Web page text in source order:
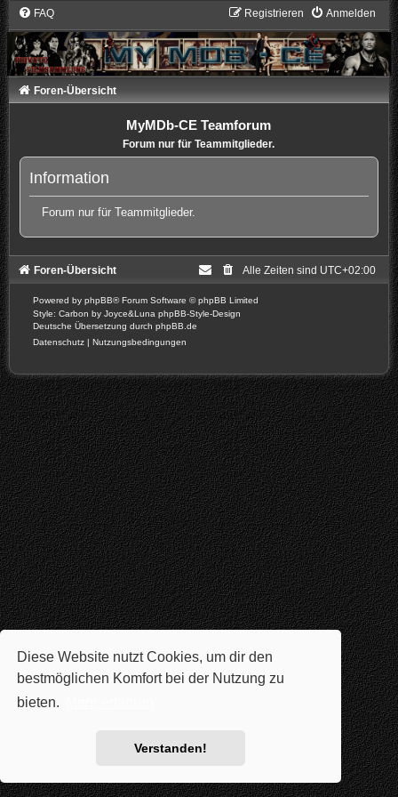
Diese Website nutzt Cookies, um dir den
bestmöglichen Komfort bei der Nutzung zu
bieten.
Verstanden!
FAQ Anmelden
Registrieren
Foren-Übersicht
MyMDb-CE Teamforum
Forum nur für Teammitglieder.
Information
Forum nur für Teammitglieder.
Foren-Übersicht Alle Zeiten sind UTC+02:00
Powered by phpBB® Forum Software © phpBB Limited
Style: Carbon by Joyce&Luna phpBB-Style-Design
Deutsche Übersetzung durch phpBB.de
Datenschutz | Nutzungsbedingungen